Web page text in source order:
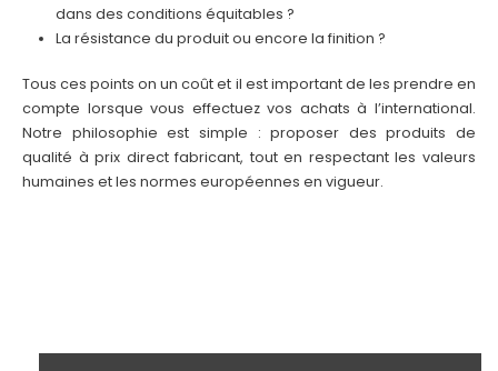
dans des conditions équitables ?
La résistance du produit ou encore la finition ?
Tous ces points on un coût et il est important de les prendre en
compte lorsque vous effectuez vos achats à l’international.
Notre philosophie est simple : proposer des produits de
qualité à prix direct fabricant, tout en respectant les valeurs
humaines et les normes européennes en vigueur.